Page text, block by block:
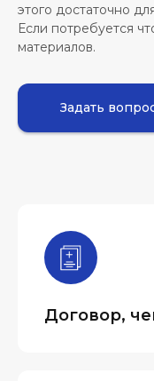
этого достаточно
Если потребуется
материалов.
Задать
Договор,